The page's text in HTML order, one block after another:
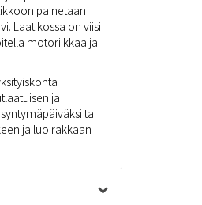
painetaan
Laatikossa on viisi
motoriikkaa ja
ja
tai
ja luo rakkaan